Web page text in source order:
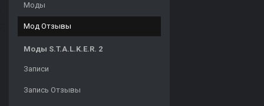
Моды
Мод Отзывы
Моды S.T.A.L.K.E.R. 2
Записи
Запись Отзывы